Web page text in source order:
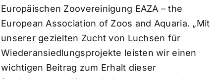
Europäischen Zoovereinigung EAZA – the
European Association of Zoos and Aquaria. „Mit
unserer gezielten Zucht von Luchsen für
Wiederansiedlungsprojekte leisten wir einen
wichtigen Beitrag zum Erhalt dieser